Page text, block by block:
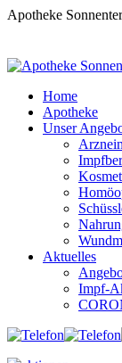
Zum
Apotheke
Home
Apotheke
Unser
Aktuelles
Impf-